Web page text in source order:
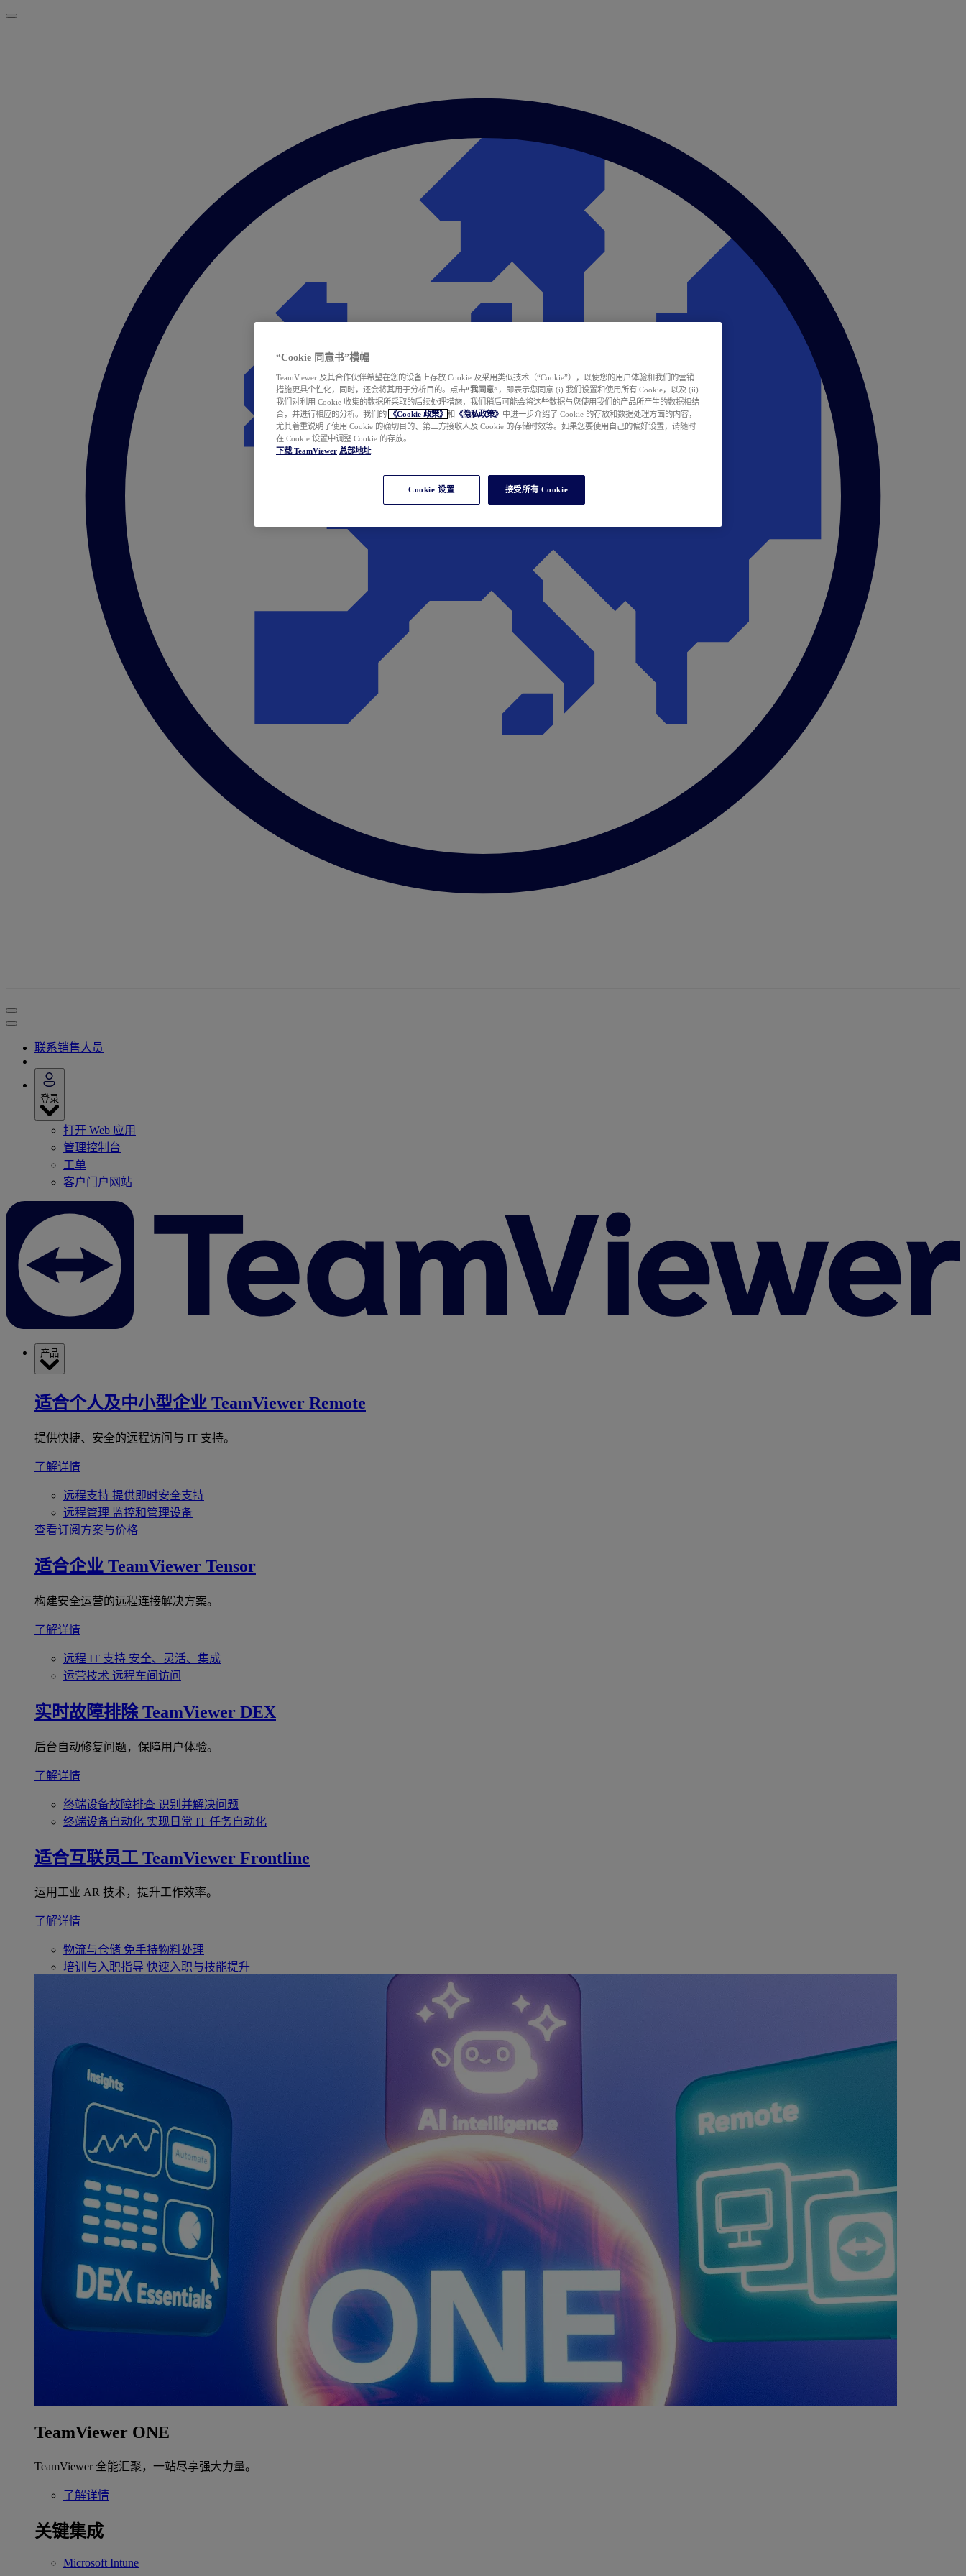
联系销售人员
登录
打开 Web 应用
管理控制台
工单
客户门户网站
产品
适合个人及中小型企业 TeamViewer Remote
提供快捷、安全的远程访问与 IT 支持。
了解详情
远程支持 提供即时安全支持
远程管理 监控和管理设备
查看订阅方案与价格
适合企业 TeamViewer Tensor
构建安全运营的远程连接解决方案。
了解详情
远程 IT 支持 安全、灵活、集成
运营技术 远程车间访问
实时故障排除 TeamViewer DEX
后台自动修复问题，保障用户体验。
了解详情
终端设备故障排查 识别并解决问题
终端设备自动化 实现日常 IT 任务自动化
适合互联员工 TeamViewer Frontline
运用工业 AR 技术，提升工作效率。
了解详情
物流与仓储 免手持物料处理
培训与入职指导 快速入职与技能提升
TeamViewer ONE
TeamViewer 全能汇聚，一站尽享强大力量。
了解详情
关键集成
Microsoft Intune
“Cookie 同意书”横幅
TeamViewer 及其合作伙伴希望在您的设备上存放 Cookie 及采用类似技术（“Cookie”），以使您的用户体验和我们的营销
措施更具个性化，同时，还会将其用于分析目的。点击“我同意” ，即表示您同意 (i) 我们设置和使用所有 Cookie，以及 (ii)
我们对利用 Cookie 收集的数据所采取的后续处理措施，我们稍后可能会将这些数据与您使用我们的产品所产生的数据相结
合，并进行相应的分析。我们的
《Cookie 政策》 和 《隐私政策》 中进一步介绍了 Cookie 的存放和数据处理方面的内容，
尤其着重说明了使用 Cookie 的确切目的、第三方接收人及 Cookie 的存储时效等。如果您要使用自己的偏好设置，请随时
在 Cookie 设置中调整 Cookie 的存放。
下载 TeamViewer 总部地址
Cookie 设置 接受所有 Cookie